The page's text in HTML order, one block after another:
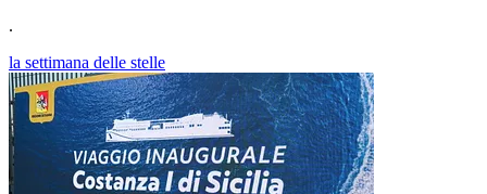
.
la settimana delle stelle